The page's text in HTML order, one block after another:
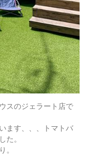
スのジェラート店で
ます、、、トマトバ
た。
。